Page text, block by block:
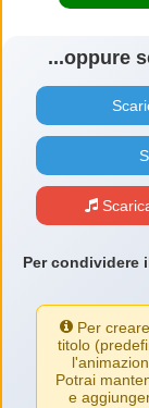
...oppure
Per condividere
Per
titolo
Potrai
e